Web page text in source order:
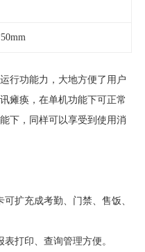
行功能力，大地方便了用户
瘫痪，在单机功能下可正常
下，同样可以享受到使用消
扩充成考勤、门禁、售饭、
打印、查询管理方便。